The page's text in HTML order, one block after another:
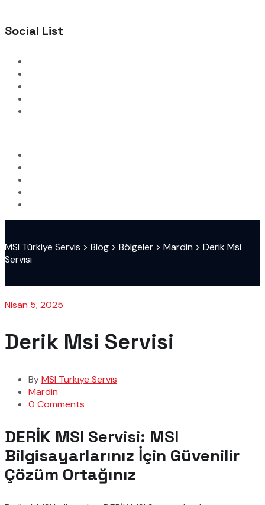
Social List
MSI Türkiye Servis > Blog > Bölgeler > Mardin > Derik Msi
Servisi
Nisan 5, 2025
Derik Msi Servisi
ByMSI Türkiye Servis
Mardin
0 Comments
DERİK MSI Servisi: MSI
Bilgisayarlarınız İçin Güvenilir
Çözüm Ortağınız